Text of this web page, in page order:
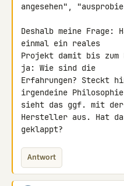
angesehen",
Deshalb meine Frage:
einmal ein reales
Projekt damit bis zum
ja: Wie sind die
Erfahrungen? Steckt
irgendeine
sieht das ggf. mit der
Hersteller aus. Hat
geklappt?
Antwort